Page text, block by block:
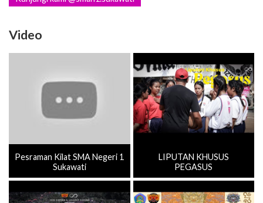
Video
Pesraman Kilat SMA Negeri 1
Sukawati
LIPUTAN KHUSUS
PEGASUS